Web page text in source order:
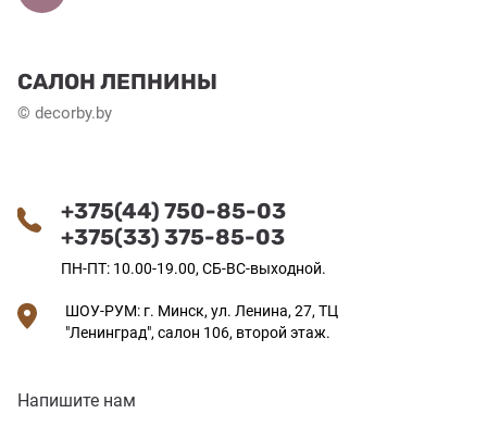
САЛОН ЛЕПНИНЫ
© decorby.by
+375(44) 750-85-03
+375(33) 375-85-03
ПН-ПТ: 10.00-19.00, СБ-ВС-выходной.
ШОУ-РУМ: г. Минск, ул. Ленина, 27, ТЦ
"Ленинград", салон 106, второй этаж.
Напишите нам